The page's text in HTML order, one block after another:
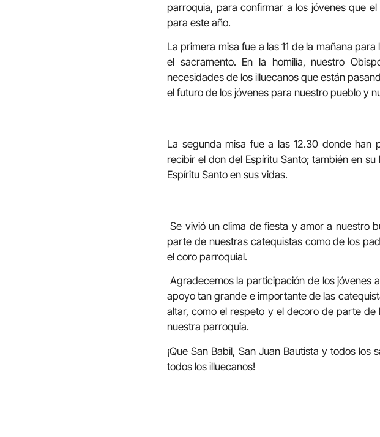
parroquia, para confirmar a los jóvenes que
para este año.
La primera misa fue a las 11 de la mañana
el sacramento. En la homilía, nuestro
necesidades de los illuecanos que están
el futuro de los jóvenes para nuestro pueblo y
La segunda misa fue a las 12.30 donde han
recibir el don del Espíritu Santo; también en
Espíritu Santo en sus vidas.
Se vivió un clima de fiesta y amor a nuestro
parte de nuestras catequistas como de los
el coro parroquial.
Agradecemos la participación de los jóvenes
apoyo tan grande e importante de las
altar, como el respeto y el decoro de parte
nuestra parroquia.
¡Que San Babil, San Juan Bautista y todos
todos los illuecanos!